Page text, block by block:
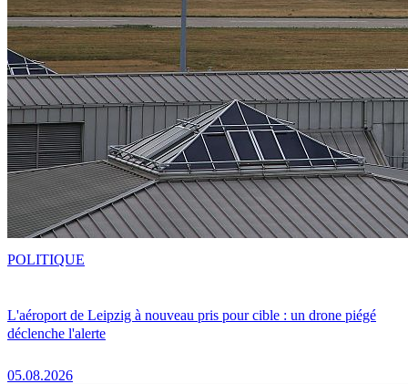
L'aéroport de Leipzig à nouveau pris pour cible : un drone piégé
déclenche l'alerte
05.08.2026
POLITIQUE